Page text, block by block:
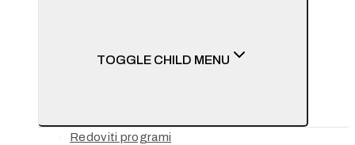
TOGGLE CHILD MENU
Redoviti programi